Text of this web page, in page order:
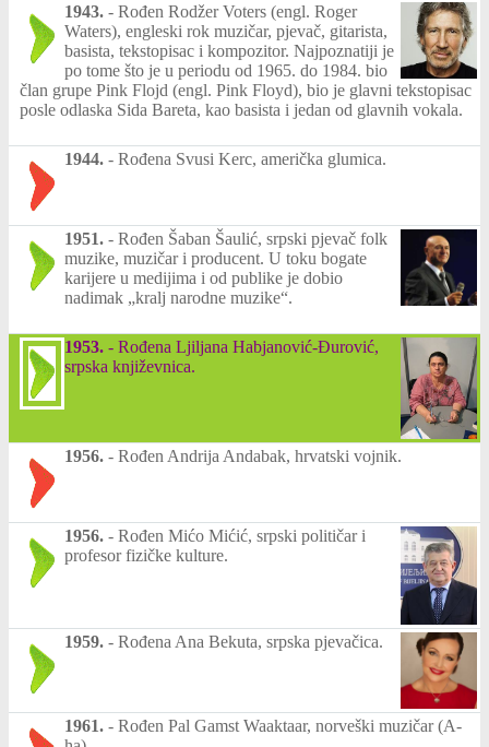
1943. - Rođen Rodžer Voters (engl. Roger
Waters), engleski rok muzičar, pjevač, gitarista,
basista, tekstopisac i kompozitor. Najpoznatiji je
po tome što je u periodu od 1965. do 1984. bio
član grupe Pink Flojd (engl. Pink Floyd), bio je glavni tekstopisac
posle odlaska Sida Bareta, kao basista i jedan od glavnih vokala.
1944. - Rođena Svusi Kerc, američka glumica.
1951. - Rođen Šaban Šaulić, srpski pjevač folk
muzike, muzičar i producent. U toku bogate
karijere u medijima i od publike je dobio
nadimak „kralj narodne muzike“.
1953. - Rođena Ljiljana Habjanović-Đurović,
srpska književnica.
1956. - Rođen Andrija Andabak, hrvatski vojnik.
1956. - Rođen Mićo Mićić, srpski političar i
profesor fizičke kulture.
1959. - Rođena Ana Bekuta, srpska pjevačica.
1961. - Rođen Pal Gamst Waaktaar, norveški muzičar (A-